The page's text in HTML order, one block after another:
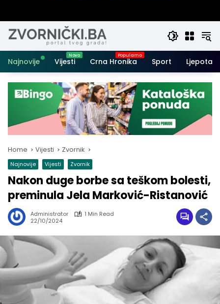
Najnovije Vijesti Crna Hronika Sport Ljepota i
Home Vijesti Zvornik
Najnovije Vijesti Zvornik
Nakon duge borbe sa teškom bolesti,
preminula Jela Marković-Ristanović
Administrator
1 Min Read
22/10/2024